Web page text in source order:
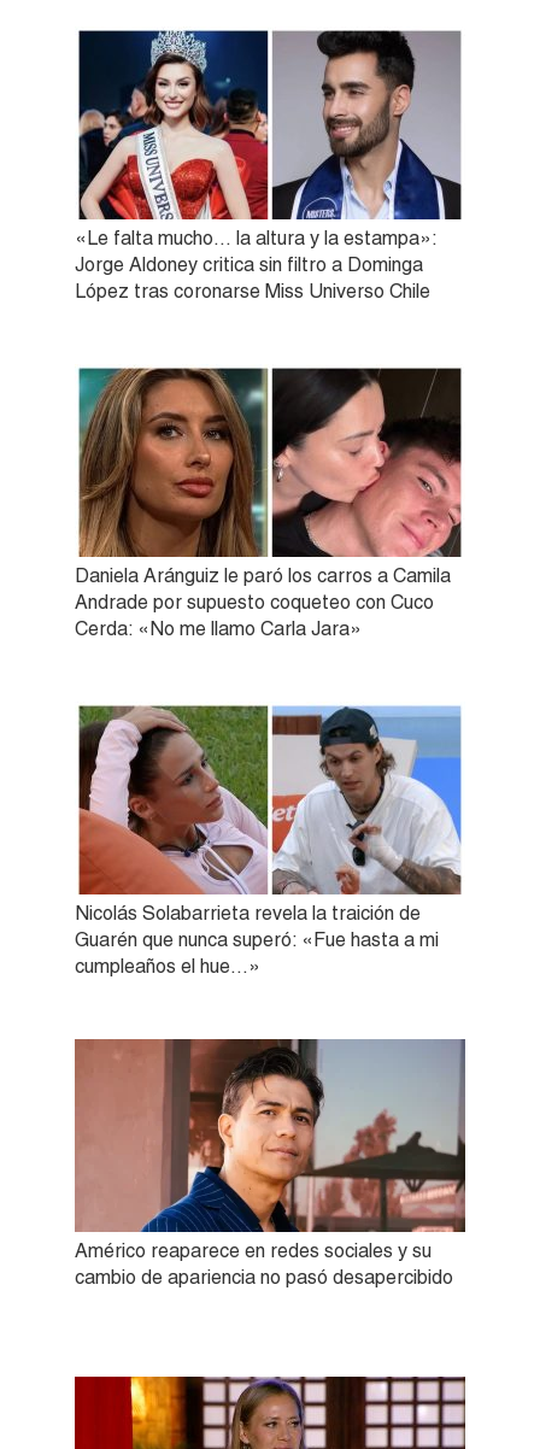
«Le falta mucho… la altura y la estampa»:
Jorge Aldoney critica sin filtro a Dominga
López tras coronarse Miss Universo Chile
Daniela Aránguiz le paró los carros a Camila
Andrade por supuesto coqueteo con Cuco
Cerda: «No me llamo Carla Jara»
Nicolás Solabarrieta revela la traición de
Guarén que nunca superó: «Fue hasta a mi
cumpleaños el hue…»
Américo reaparece en redes sociales y su
cambio de apariencia no pasó desapercibido